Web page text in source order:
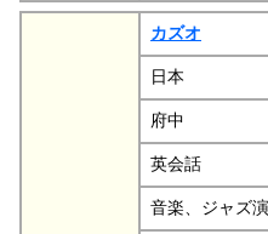
カズオ
日本
府中
英会話
音楽、ジャズ